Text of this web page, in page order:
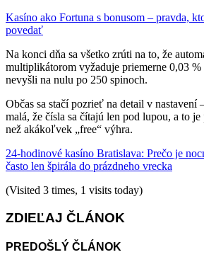
Kasíno ako Fortuna s bonusom – pravda,
povedať
Na konci dňa sa všetko zrúti na to, že
multiplikátorom vyžaduje priemerne 0,03
nevyšli na nulu po 250 spinoch.
Občas sa stačí pozrieť na detail v nastavení
malá, že čísla sa čítajú len pod lupou, a to
než akákoľvek „free“ výhra.
24‑hodinové kasíno Bratislava: Prečo je
často len špirála do prázdneho vrecka
(Visited 3 times, 1 visits today)
ZDIEĽAJ ČLÁNOK
PREDOŠLÝ ČLÁNOK